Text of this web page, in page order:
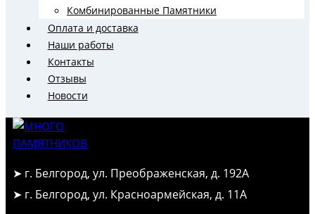
Комбинированные Памятники
Оплата и доставка
Наши работы
Контакты
Отзывы
Новости
➤ г. Белгород, ул. Преображенская, д. 192А
➤ г. Белгород, ул. Красноармейская, д. 11А